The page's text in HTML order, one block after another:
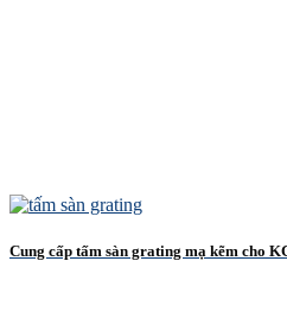
Cung cấp tấm sàn grating mạ kẽm cho